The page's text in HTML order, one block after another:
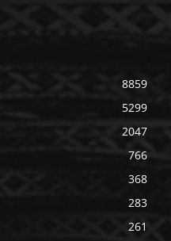
8859
5299
2047
766
368
283
261